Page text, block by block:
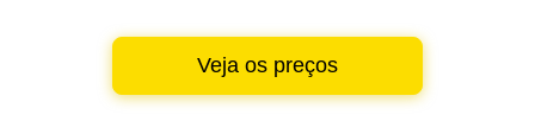
Veja os preços